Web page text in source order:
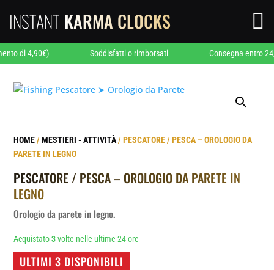
INSTANT KARMA CLOCKS 
4,90€) Soddisfatti o rimborsati Consegna entro 24/48
HOME/MESTIERI - ATTIVITÀ/ PESCATORE / PESCA – OROLOGIO DA
PARETE IN LEGNO
PESCATORE / PESCA – OROLOGIO DA PARETE IN
LEGNO
Orologio da parete in legno.
Acquistato3volte nelle ultime 24 ore
ULTIMI 3 DISPONIBILI